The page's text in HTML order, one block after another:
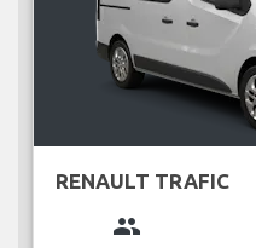
RENAULT TRAFIC
group